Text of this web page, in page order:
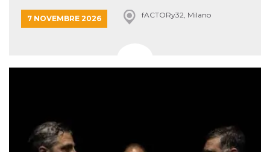
7 NOVEMBRE 2026 fACTORy32, Milano